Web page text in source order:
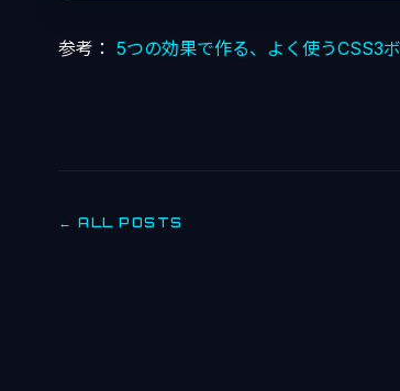
参考： 5つの効果で作る、よく使うCSS3
← ALL POSTS